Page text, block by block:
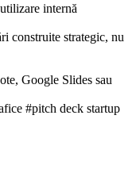
internă
construite strategic, nu
Google Slides sau
#pitch deck startup